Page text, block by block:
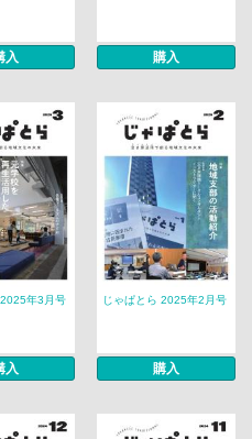
入 購入
年3月号
入
じゃぱとら 2025年2月号
購入